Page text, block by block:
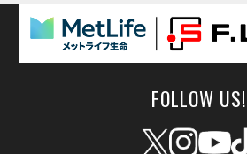
FOLLOW US!